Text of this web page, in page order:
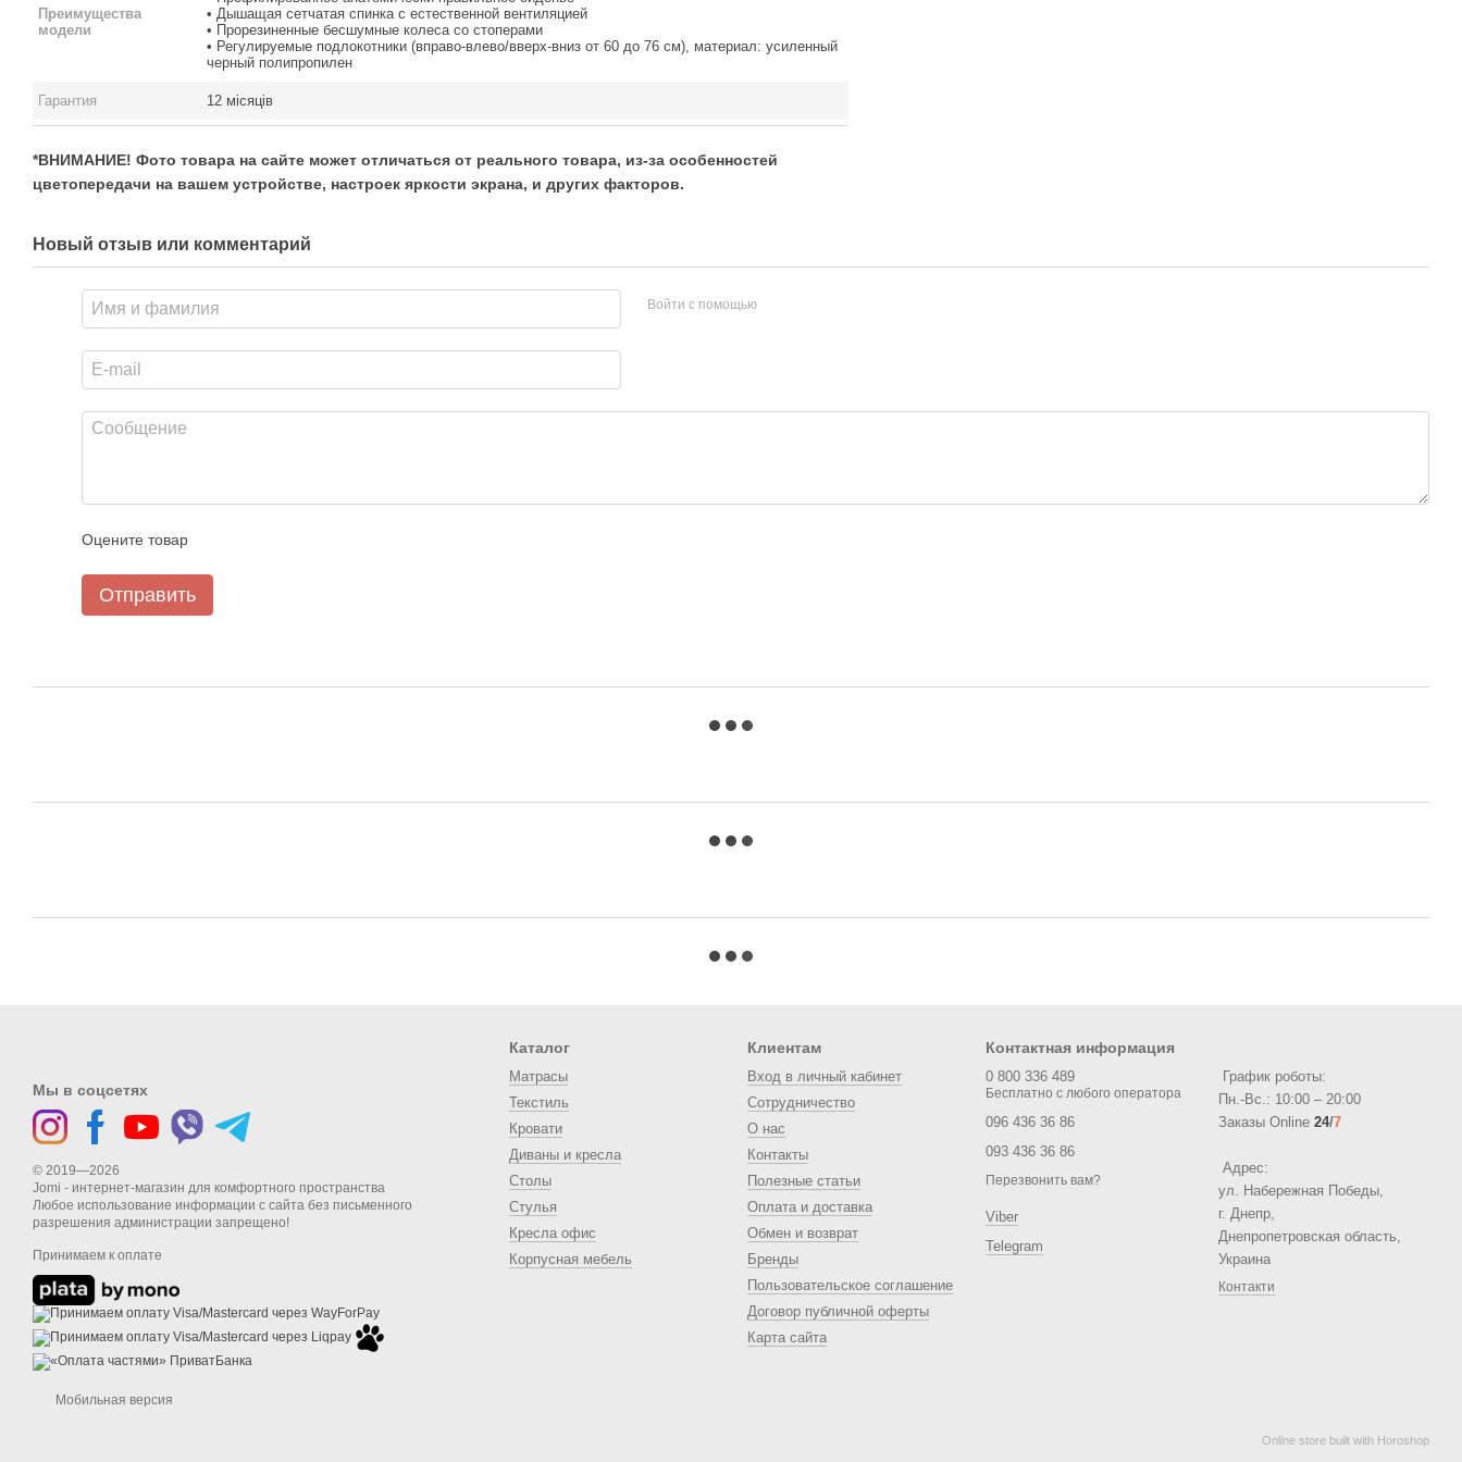
Преимущества
модели
• Дышащая сетчатая спинка с естественной вентиляцией
• Прорезиненные бесшумные колеса со стоперами
• Регулируемые подлокотники (вправо-влево/вверх-вниз от 60 до 76 см), материал: усиленный
черный полипропилен
Гарантия 12 місяців
*ВНИМАНИЕ! Фото товара на сайте может отличаться от реального товара, из-за особенностей
цветопередачи на вашем устройстве, настроек яркости экрана, и других факторов.
Новый отзыв или комментарий
Войти с помощью
Оцените товар
Отправить
Мы в соцсетях
© 2019—2026
Jomi - интернет-магазин для комфортного пространства
Любое использование информации с сайта без письменного
разрешения администрации запрещено!
Принимаем к оплате
Мобильная версия
Каталог
Матрасы
Текстиль
Кровати
Диваны и кресла
Столы
Стулья
Кресла офис
Корпусная мебель
Клиентам
Вход в личный кабинет
Сотрудничество
О нас
Контакты
Полезные статьи
Оплата и доставка
Обмен и возврат
Бренды
Пользовательское соглашение
Договор публичной оферты
Карта сайта
Контактная информация
0 800 336 489
096 436 36 86
093 436 36 86
Перезвонить вам?
Viber
Telegram
График роботы:
Пн.-Вс.: 10:00 – 20:00
Заказы Online 24/7
Адрес:
ул. Набережная Победы,
г. Днепр,
Днепропетровская область,
Украина
Контакти
Online store built with Horoshop